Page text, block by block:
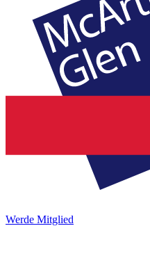
Werde Mitglied